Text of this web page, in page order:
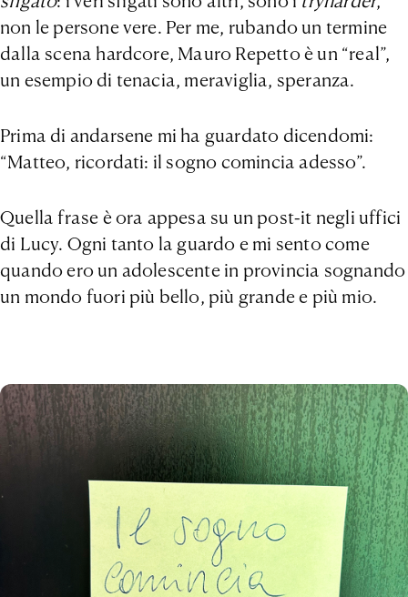
non le persone vere. Per me, rubando un termine
dalla scena hardcore, Mauro Repetto è un “real”,
un esempio di tenacia, meraviglia, speranza.
Prima di andarsene mi ha guardato dicendomi:
“Matteo, ricordati: il sogno comincia adesso”.
Quella frase è ora appesa su un post-it negli uffici
di Lucy. Ogni tanto la guardo e mi sento come
quando ero un adolescente in provincia sognando
un mondo fuori più bello, più grande e più mio.